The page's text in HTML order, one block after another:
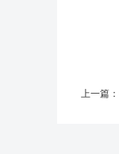
上一篇：